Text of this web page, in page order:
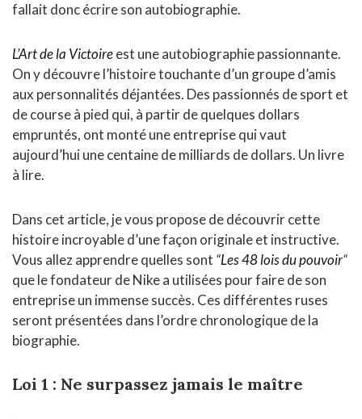
fallait donc écrire son autobiographie.
L’Art de la Victoireest une autobiographie passionnante.
On y découvre l’histoire touchante d’un groupe d’amis
aux personnalités déjantées. Des passionnés de sport et
de course à pied qui, à partir de quelques dollars
empruntés, ont monté une entreprise qui vaut
aujourd’hui une centaine de milliards de dollars. Un livre
à lire.
Dans cet article, je vous propose de découvrir cette
histoire incroyable d’une façon originale et instructive.
Vous allez apprendre quelles sont “Les 48 lois du pouvoir“
que le fondateur de Nike a utilisées pour faire de son
entreprise un immense succès. Ces différentes ruses
seront présentées dans l’ordre chronologique de la
biographie.
Loi 1 : Ne surpassez jamais le maître